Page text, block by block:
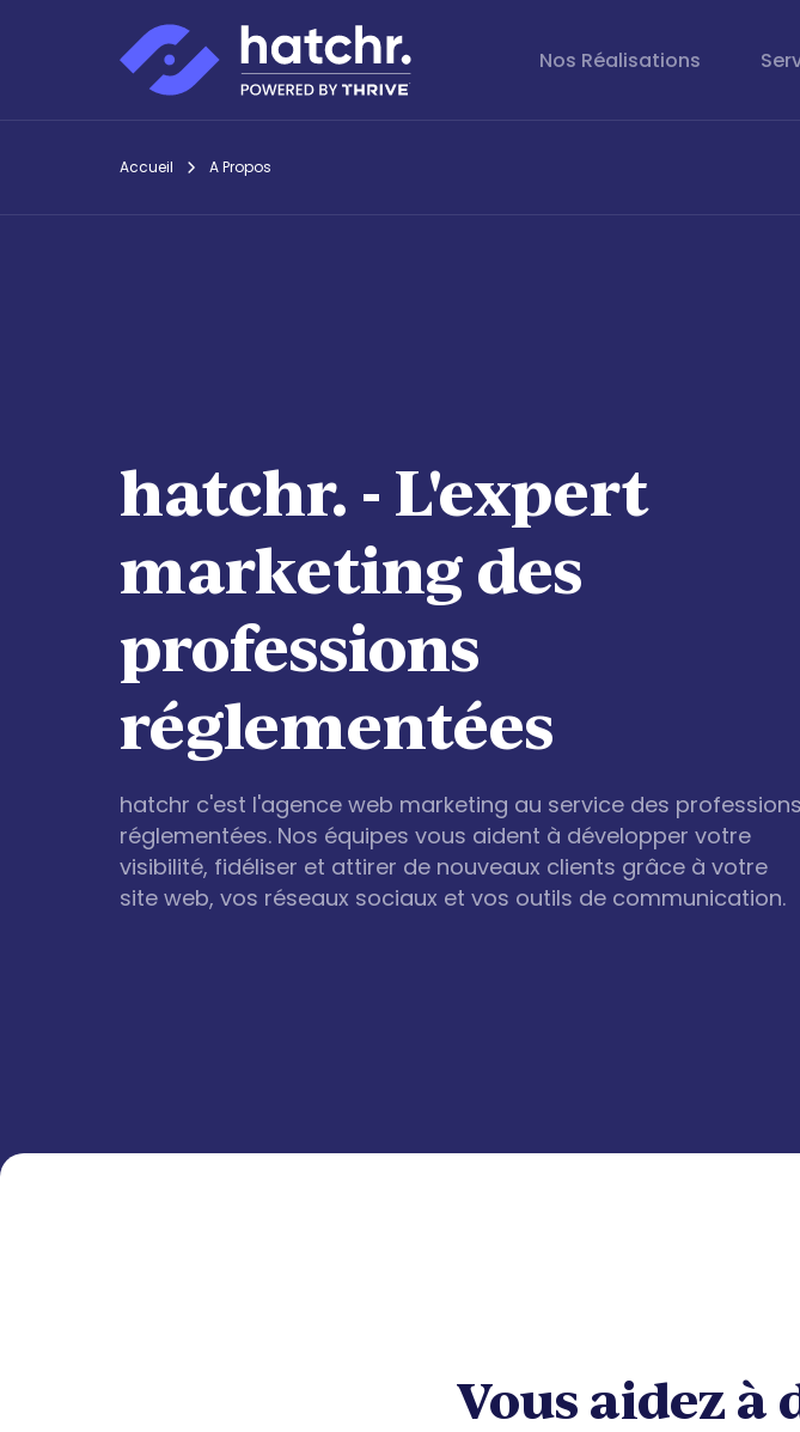
Nos Réalisations
Accueil A Propos
hatchr. - L'expert
marketing des
professions
réglementées
hatchr c'est l'agence web marketing au service des professions
réglementées. Nos équipes vous aident à développer votre
visibilité, fidéliser et attirer de nouveaux clients grâce à votre
site web, vos réseaux sociaux et vos outils de communication.
Vous aidez à